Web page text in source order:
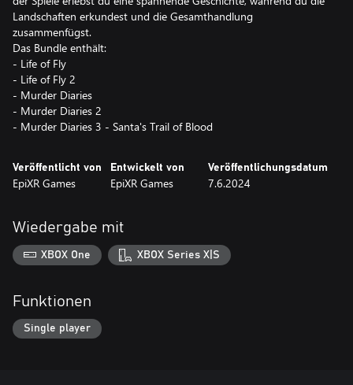
Landschaften erkundest und die Gesamthandlung
zusammenfügst.
Das Bundle enthält:
- Life of Fly
- Life of Fly 2
- Murder Diaries
- Murder Diaries 2
- Murder Diaries 3 - Santa's Trail of Blood
Veröffentlicht von
EpiXR Games
Entwickelt von
EpiXR Games
Veröffentlichungsdatum
7.6.2024
Wiedergabe mit
XBOX One XBOX Series X|S
Funktionen
Single player